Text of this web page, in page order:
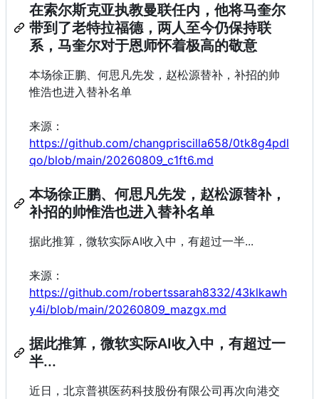
在索尔斯克亚执教曼联任内，他将马奎尔
带到了老特拉福德，两人至今仍保持联
系，马奎尔对于恩师怀着极高的敬意
本场徐正鹏、何思凡先发，赵松源替补，补招的帅
惟浩也进入替补名单
来源：
https://github.com/changpriscilla658/0tk8g4pdl
qo/blob/main/20260809_c1ft6.md
本场徐正鹏、何思凡先发，赵松源替补，
补招的帅惟浩也进入替补名单
据此推算，微软实际AI收入中，有超过一半...
来源：
https://github.com/robertssarah8332/43klkawh
y4i/blob/main/20260809_mazgx.md
据此推算，微软实际AI收入中，有超过一
半...
近日，北京普祺医药科技股份有限公司再次向港交